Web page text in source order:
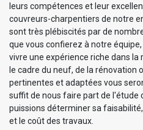
leurs compétences et leur
couvreurs-charpentiers de notre
sont très plébiscités par de
que vous confierez à notre
vivre une expérience riche dans
le cadre du neuf, de la rénovation
pertinentes et adaptées vous
suffit de nous faire part de l'étude
puissions déterminer sa
et le coût des travaux.